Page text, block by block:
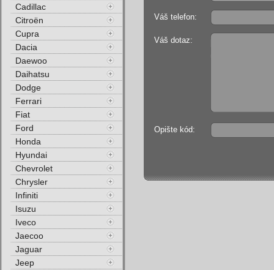
Váš telefon:
Váš dotaz:
Opište kód:
Cadillac
Citroën
Cupra
Dacia
Daewoo
Daihatsu
Dodge
Ferrari
Fiat
Ford
Honda
Hyundai
Chevrolet
Chrysler
Infiniti
Isuzu
Iveco
Jaecoo
Jaguar
Jeep